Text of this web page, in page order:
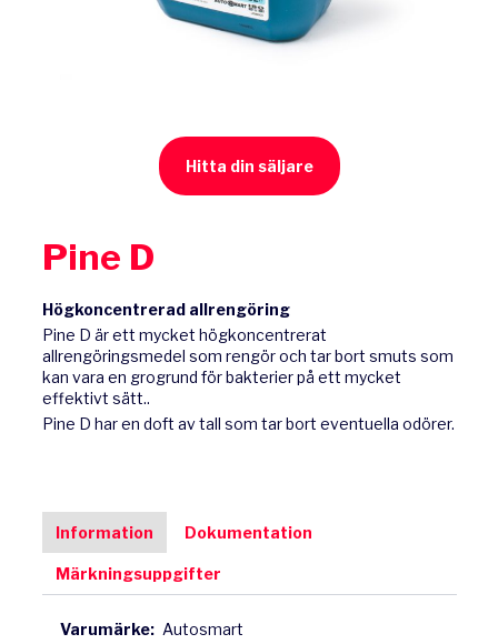
Hitta din säljare
Pine D
Högkoncentrerad allrengöring
Pine D är ett mycket högkoncentrerat
allrengöringsmedel som rengör och tar bort smuts som
kan vara en grogrund för bakterier på ett mycket
effektivt sätt..
Pine D har en doft av tall som tar bort eventuella odörer.
Information Dokumentation
Märkningsuppgifter
Varumärke: Autosmart